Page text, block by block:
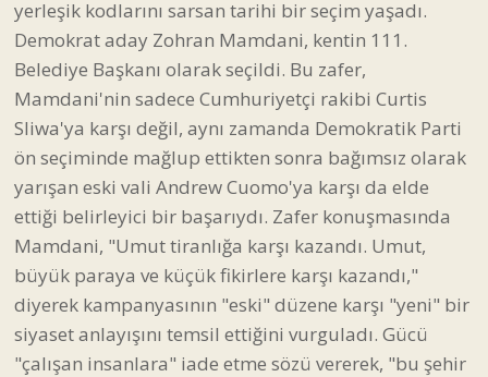
yerleşik kodlarını sarsan tarihi bir seçim yaşadı.
Demokrat aday Zohran Mamdani, kentin 111.
Belediye Başkanı olarak seçildi. Bu zafer,
Mamdani'nin sadece Cumhuriyetçi rakibi Curtis
Sliwa'ya karşı değil, aynı zamanda Demokratik Parti
ön seçiminde mağlup ettikten sonra bağımsız olarak
yarışan eski vali Andrew Cuomo'ya karşı da elde
ettiği belirleyici bir başarıydı. Zafer konuşmasında
Mamdani, "Umut tiranlığa karşı kazandı. Umut,
büyük paraya ve küçük fikirlere karşı kazandı,"
diyerek kampanyasının "eski" düzene karşı "yeni" bir
siyaset anlayışını temsil ettiğini vurguladı. Gücü
"çalışan insanlara" iade etme sözü vererek, "bu şehir